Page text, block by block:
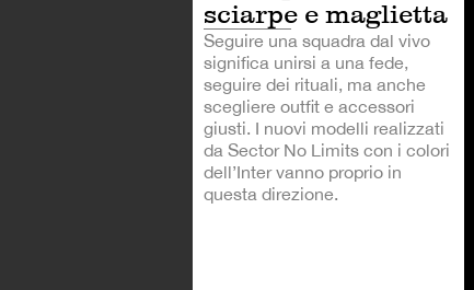
sciarpe e maglietta
Seguire una squadra dal vivo
significa unirsi a una fede,
seguire dei rituali, ma anche
scegliere outfit e accessori
giusti. I nuovi modelli realizzati
da Sector No Limits con i colori
dell’Inter vanno proprio in
questa direzione.